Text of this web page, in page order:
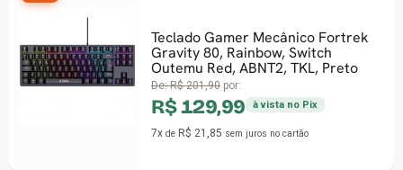
Teclado Gamer Mecânico Fortrek
Gravity 80, Rainbow, Switch
Outemu Red, ABNT2, TKL, Preto
De:R$ 201,90por:
R$ 129,99 à vista no Pix
7xde R$ 21,85sem juros no cartão